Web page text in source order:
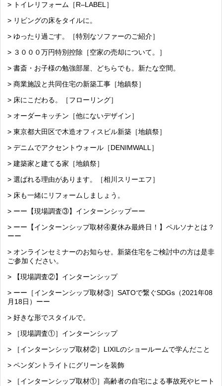
> トイレリフォーム［R–LABEL］
> リビングの床をタイルに。
> ゆったり過ごす。［特別なソファーのご紹介］
> ３０００万円特別控除［空家の売却について。］
> 書斎・お子様の勉強部屋、どちらでも。新たな空間。
> 商業施設と共同住宅の新築工事［地鎮祭］
> 床にこだわる。［フローリング］
> オーダーキッチン［他にないデザイン］
> 東京都大田区で木造オフィスビル新築［地鎮祭］
> デニムでアクセントウォール［DENIMWALL］
> 建築家と建てる家［地鎮祭］
> 選ばれる理由があります。［相川スリーエフ］
> 床も一緒にリフォームしましょう。
> ーー【現場調査③】インターンシップーー
> ーー【インターンシップ取材④夏休み最終日！】ペルソナとは？
ーー
> オンラインセミナーのお知らせ。新築住宅をご検討中の方は是非
ご参加ください。
> 【現場調査②】インターンシップ
> ーー［インターンシップ取材③］SATOで繋ぐSDGs（2021年08
月18日）ーー
> 好きな形でスタイルで。
> ［現場調査①］インターンシップ
> ［インターンシップ取材②］LIXILのショールームで学んだこと
> ペンダントライトにグリーンを装飾
> ［インターンシップ取材①］高齢者の自宅による事故死やヒート